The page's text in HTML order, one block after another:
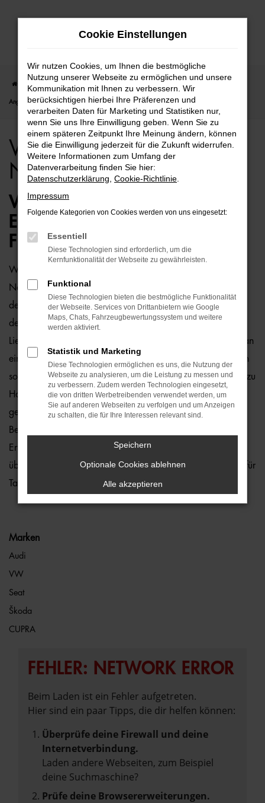
Zum
Startseite Rostock VW VW Polo für Rostock Neuwagen Top
Angebote
VW Polo für Rostock
Neuwagen Top Angebote
VW POLO NEUWAGEN – DIE
ERSTKLASSIGE ALTERNATIVE
FÜR ROSTOCK
Wie wäre es, wenn Sie schon bald in einem VW Polo
Neuwagen durch Rostock fahren? Zu teuer? Von wegen,
denn wir von der Auto-Familie Ostermaier erleichtern Ihnen
den Einstieg durch 1a Rabatte. Hinzu kommt, dass wir die
Lieferung unserer VW Polo Neuwagen nach Rostock oder an
einen anderen Ort in der Umgebung ermöglichen und Ihnen
somit lange Wege ersparen. Kaufen Sie ganz bequem von zu
Hause aus und profitieren Sie von unserem Service. Hierzu
gehört in vollem Umfang auch die Beratung. In diesem
Bereich laufen wir zur Höchstform auf und bringen die
Erfahrung vieler Jahrzehnte in der Autobranche ein. Zudem
üben wir unseren Beruf mit Leidenschaft aus – und das Tag für
Tag.
Marken
Audi
VW
Seat
Škoda
CUPRA
FEHLER: NETWORK ERROR
Beim Laden ist ein Fehler aufgetreten.
Hier sind ein paar Tipps, die dir helfen können:
Überprüfe deine Firewall und deine
Internetverbindung.
Laden andere Webseiten, zum Beispiel
deine Suchmaschine?
Prüfe deine Browsererweiterungen.
Cookie Einstellungen
Wir nutzen Cookies, um Ihnen die bestmögliche
Nutzung unserer Webseite zu ermöglichen und unsere
Kommunikation mit Ihnen zu verbessern. Wir
berücksichtigen hierbei Ihre Präferenzen und
verarbeiten Daten für Marketing und Statistiken nur,
wenn Sie uns Ihre Einwilligung geben. Wenn Sie zu
einem späteren Zeitpunkt Ihre Meinung ändern, können
Sie die Einwilligung jederzeit für die Zukunft widerrufen.
Weitere Informationen zum Umfang der
Datenverarbeitung finden Sie hier:
Datenschutzerklärung Cookie-Richtlinie
Impressum
Folgende Kategorien von Cookies werden von uns eingesetzt:
Essentiell
Diese Technologien sind erforderlich, um die
Kernfunktionalität der Webseite zu gewährleisten.
Funktional
Diese Technologien bieten die bestmögliche Funktionalität
der Webseite. Services von Drittanbietern wie Google
Maps, Chats, Fahrzeugbewertungssystem und weitere
werden aktiviert.
Statistik und Marketing
Diese Technologien ermöglichen es uns, die Nutzung der
Webseite zu analysieren, um die Leistung zu messen und
zu verbessern. Zudem werden Technologien eingesetzt,
die von dritten Werbetreibenden verwendet werden, um
Sie auf anderen Webseiten zu verfolgen und um Anzeigen
zu schalten, die für Ihre Interessen relevant sind.
Speichern
Optionale Cookies ablehnen
Alle akzeptieren